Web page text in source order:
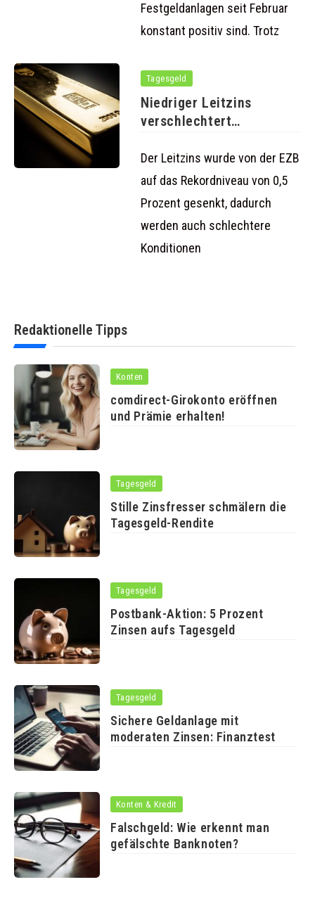
Festgeldanlagen seit Februar
konstant positiv sind. Trotz
Tagesgeld
Niedriger Leitzins
verschlechtert
Tagesgeld
Der Leitzins wurde von der EZB
auf das Rekordniveau von 0,5
Prozent gesenkt, dadurch
werden auch schlechtere
Konditionen
Redaktionelle Tipps
Konten
comdirect-Girokonto eröffnen
und Prämie erhalten!
Tagesgeld
Stille Zinsfresser schmälern die
Tagesgeld-Rendite
Tagesgeld
Postbank-Aktion: 5 Prozent
Zinsen aufs Tagesgeld
Tagesgeld
Sichere Geldanlage mit
moderaten Zinsen: Finanztest
Konten & Kredit
Falschgeld: Wie erkennt man
gefälschte Banknoten?